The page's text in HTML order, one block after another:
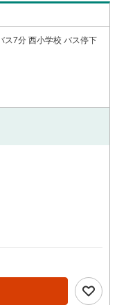
ス7分 西小学校 バス停下